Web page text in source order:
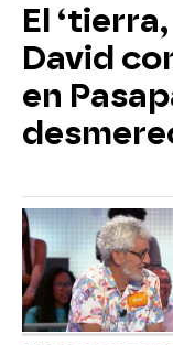
El
David
en